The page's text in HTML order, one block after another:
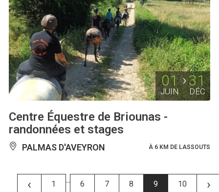
01
JUIN
31
DÉC
Centre Équestre de Briounas -
randonnées et stages
PALMAS D'AVEYRON À 6 KM DE LASSOUTS
‹ 1 ... 6 7 8 9 10 ›